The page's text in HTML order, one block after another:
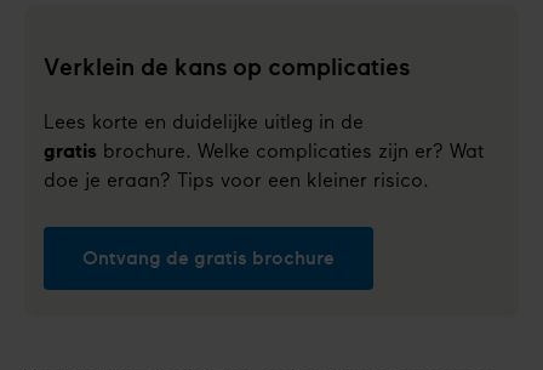
Verklein de kans op complicaties
Lees korte en duidelijke uitleg in de
gratis brochure. Welke complicaties zijn er? Wat
doe je eraan? Tips voor een kleiner risico.
Ontvang de gratis brochure